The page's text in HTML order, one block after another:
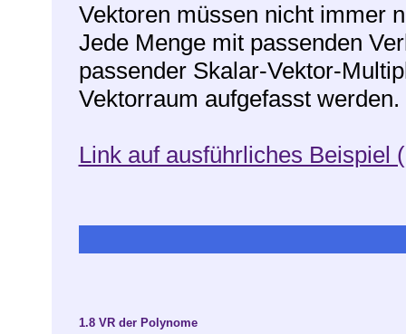
Vektoren müssen nicht immer
Jede Menge mit passenden
passender Skalar-Vektor-
Vektorraum aufgefasst werden.
Link auf ausführliches Beispiel
1.8 VR der Polynome